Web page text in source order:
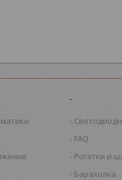
.
FAQ
Рогатки и
Барахолка